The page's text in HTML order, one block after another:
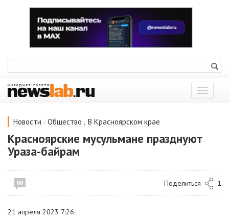
Показать
меню
Новости / Общество , В Красноярском крае
Красноярские мусульмане празднуют
Ураза-байрам
68 Поделиться 1
21 апреля 2023 7:26